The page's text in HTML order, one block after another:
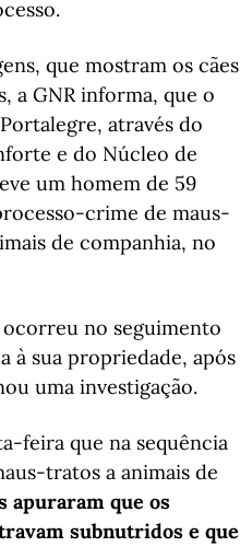
que mostram os cães
a GNR informa, que o
através do
e do Núcleo de
um homem de 59
crime de maus-
de companhia, no
no seguimento
à sua propriedade, após
uma investigação.
feira que na sequência
tratos a animais de
apuraram que os
subnutridos e que